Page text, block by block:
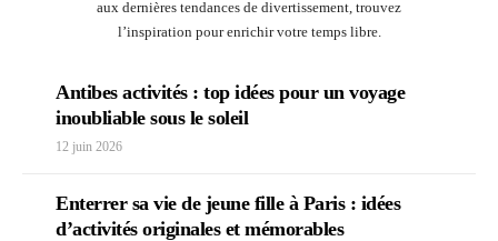
aux dernières tendances de divertissement, trouvez
l’inspiration pour enrichir votre temps libre.
Antibes activités : top idées pour un voyage
inoubliable sous le soleil
12 juin 2026
Enterrer sa vie de jeune fille à Paris : idées
d’activités originales et mémorables